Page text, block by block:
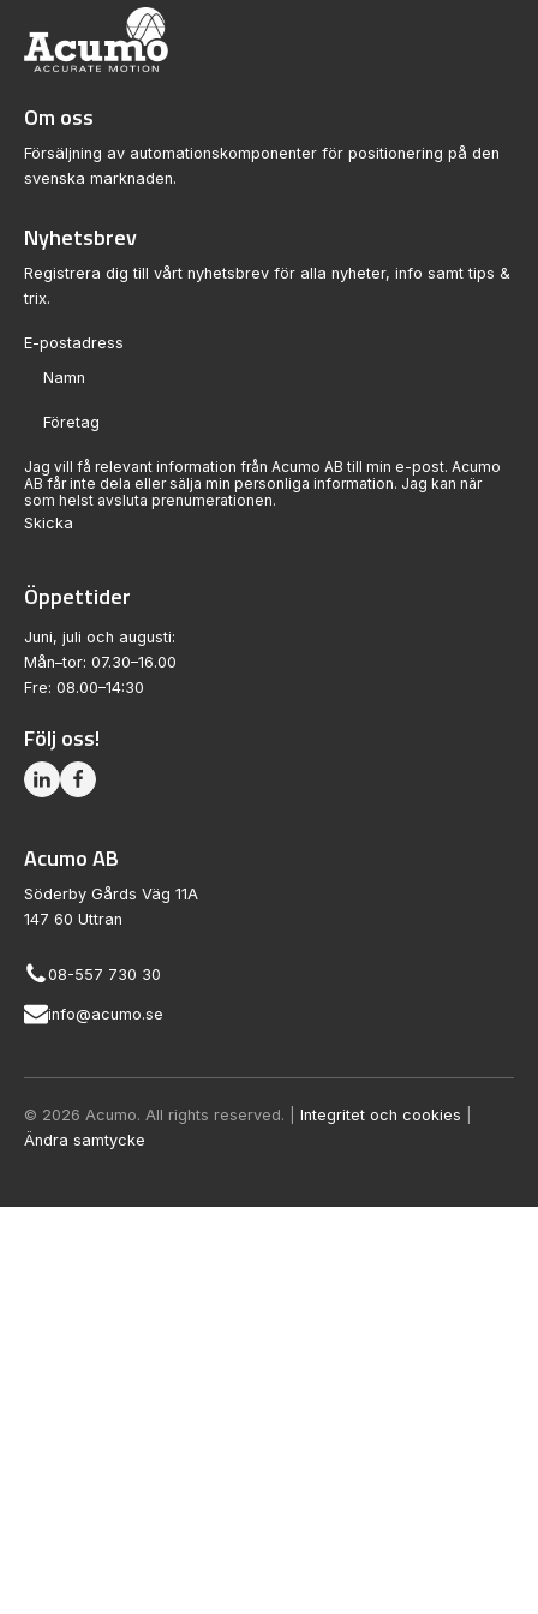
Om oss
Försäljning av automationskomponenter för positionering på den
svenska marknaden.
Nyhetsbrev
Registrera dig till vårt nyhetsbrev för alla nyheter, info samt tips &
trix.
Sektion
Jag vill få relevant information från Acumo AB till min e-post. Acumo
AB får inte dela eller sälja min personliga information. Jag kan när
som helst avsluta prenumerationen.
Skicka
Öppettider
Juni, juli och augusti:
Mån–tor: 07.30–16.00
Fre: 08.00–14:30
Följ oss!
Acumo AB
Söderby Gårds Väg 11A
147 60 Uttran
08-557 730 30
info@acumo.se
© 2026 Acumo. All rights reserved. | Integritet och cookies
Ändra samtycke